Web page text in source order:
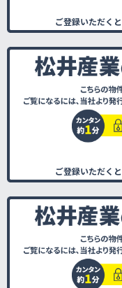
ご登録いただくと
ご登録いただくと